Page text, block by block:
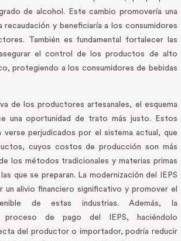
de alcohol. Este cambio promovería una
recaudación y beneficiaría a los consumidores
También es fundamental fortalecer las
el control de los productos de alto
protegiendo a los consumidores de bebidas
de los productores artesanales, el esquema
una oportunidad de trato más justo. Estos
verse perjudicados por el sistema actual, que
cuyos costos de producción son más
los métodos tradicionales y materias primas
que se preparan. La modernización del IEPS
un alivio financiero significativo y promover el
de estas industrias. Además, la
proceso de pago del IEPS, haciéndolo
del productor o importador, podría reducir